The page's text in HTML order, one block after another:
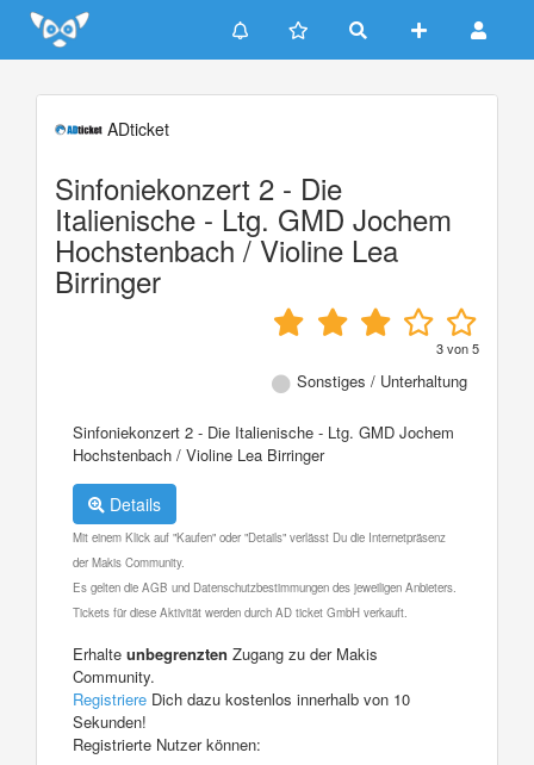
Update cookies preferences
ADticket
Sinfoniekonzert 2 - Die
Italienische - Ltg. GMD Jochem
Hochstenbach / Violine Lea
Birringer
3von5
Sonstiges / Unterhaltung
Sinfoniekonzert 2 - Die Italienische - Ltg. GMD Jochem
Hochstenbach / Violine Lea Birringer
Details
Mit einem Klick auf "Kaufen" oder "Details" verlässt Du die Internetpräsenz
der Makis Community.
Es gelten die AGB und Datenschutzbestimmungen des jeweiligen Anbieters.
Tickets für diese Aktivität werden durch AD ticket GmbH verkauft.
Erhalte unbegrenzten Zugang zu der Makis
Community.
Registriere Dich dazu kostenlos innerhalb von 10
Sekunden!
Registrierte Nutzer können: